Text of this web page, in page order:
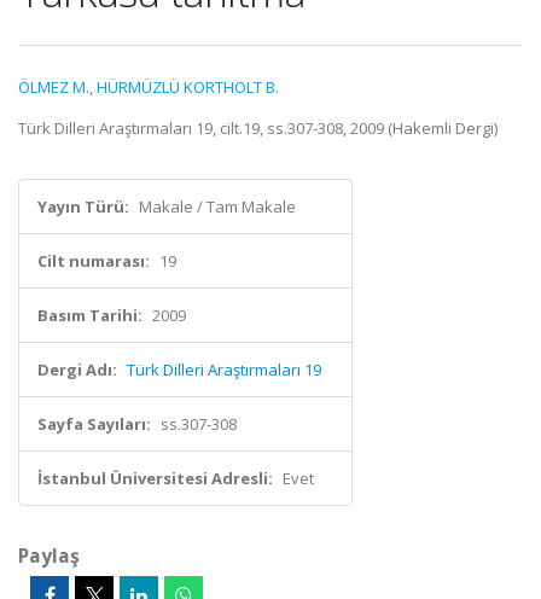
ÖLMEZ M.,HÜRMÜZLÜ KORTHOLT B.
Türk Dilleri Araştırmaları 19, cilt.19, ss.307-308, 2009 (Hakemli Dergi)
Yayın Türü: Makale / Tam Makale
Cilt numarası: 19
Basım Tarihi: 2009
Dergi Adı: Türk Dilleri Araştırmaları 19
Sayfa Sayıları: ss.307-308
İstanbul Üniversitesi Adresli: Evet
Paylaş